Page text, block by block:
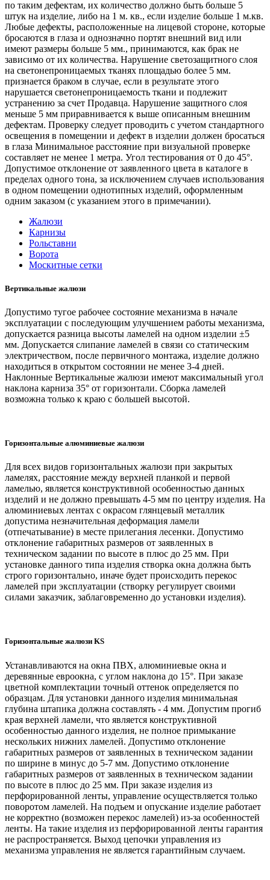
по таким дефектам, их количество должно быть больше 5
штук на изделие, либо на 1 м. кв., если изделие больше 1 м.кв.
Любые дефекты, расположенные на лицевой стороне, которые
бросаются в глаза и однозначно портят внешний вид или
имеют размеры больше 5 мм., принимаются, как брак не
зависимо от их количества. Нарушение светозащитного слоя
на светонепроницаемых тканях площадью более 5 мм.
признается браком в случае, если в результате этого
нарушается светонепроницаемость ткани и подлежит
устранению за счет Продавца. Нарушение защитного слоя
меньше 5 мм приравнивается к выше описанным внешним
дефектам. Проверку следует проводить с учетом стандартного
освещения в помещении и дефект в изделии должен бросаться
в глаза Минимальное расстояние при визуальной проверке
составляет не менее 1 метра. Угол тестирования от 0 до 45°.
Допустимое отклонение от заявленного цвета в каталоге в
пределах одного тона, за исключением случаев использования
в одном помещении однотипных изделий, оформленным
одним заказом (с указанием этого в примечании).
Жалюзи
Карнизы
Рольставни
Ворота
Москитные сетки
Вертикальные жалюзи
Допустимо тугое рабочее состояние механизма в начале
эксплуатации с последующим улучшением работы механизма,
допускается разница высоты ламелей на одном изделии ±5
мм. Допускается слипание ламелей в связи со статическим
электричеством, после первичного монтажа, изделие должно
находиться в открытом состоянии не менее 3-4 дней.
Наклонные Вертикальные жалюзи имеют максимальный угол
наклона карниза 35° от горизонтали. Сборка ламелей
возможна только к краю с большей высотой.
Горизонтальные алюминиевые жалюзи
Для всех видов горизонтальных жалюзи при закрытых
ламелях, расстояние между верхней планкой и первой
ламелью, является конструктивной особенностью данных
изделий и не должно превышать 4-5 мм по центру изделия. На
алюминиевых лентах с окрасом глянцевый металлик
допустима незначительная деформация ламели
(отпечатывание) в месте прилегания лесенки. Допустимо
отклонение габаритных размеров от заявленных в
техническом задании по высоте в плюс до 25 мм. При
установке данного типа изделия створка окна должна быть
строго горизонтально, иначе будет происходить перекос
ламелей при эксплуатации (створку регулирует своими
силами заказчик, заблаговременно до установки изделия).
Горизонтальные жалюзи KS
Устанавливаются на окна ПВХ, алюминиевые окна и
деревянные евроокна, с углом наклона до 15°. При заказе
цветной комплектации точный оттенок определяется по
образцам. Для установки данного изделия минимальная
глубина штапика должна составлять - 4 мм. Допустим прогиб
края верхней ламели, что является конструктивной
особенностью данного изделия, не полное примыкание
нескольких нижних ламелей. Допустимо отклонение
габаритных размеров от заявленных в техническом задании
по ширине в минус до 5-7 мм. Допустимо отклонение
габаритных размеров от заявленных в техническом задании
по высоте в плюс до 25 мм. При заказе изделия из
перфорированной ленты, управление осуществляется только
поворотом ламелей. На подъем и опускание изделие работает
не корректно (возможен перекос ламелей) из-за особенностей
ленты. На такие изделия из перфорированной ленты гарантия
не распространяется. Выход цепочки управления из
механизма управления не является гарантийным случаем.